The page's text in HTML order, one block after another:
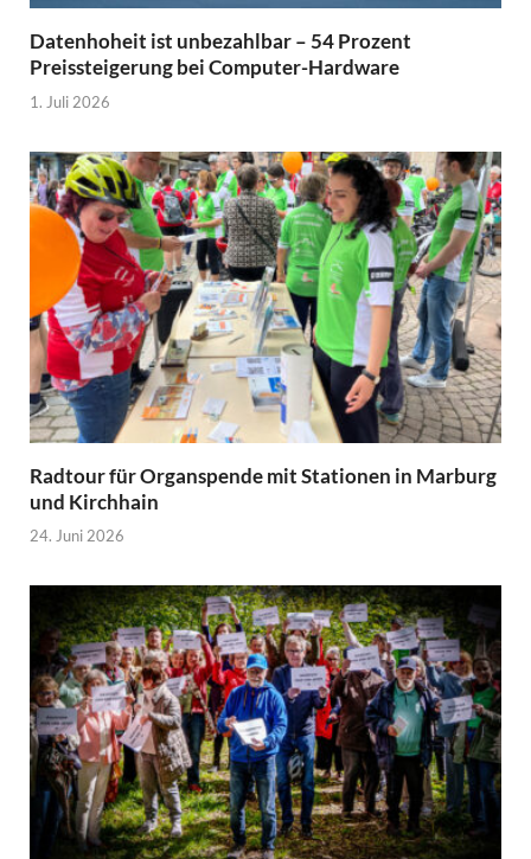
Datenhoheit ist unbezahlbar – 54 Prozent
Preissteigerung bei Computer-Hardware
1. Juli 2026
Radtour für Organspende mit Stationen in Marburg
und Kirchhain
24. Juni 2026